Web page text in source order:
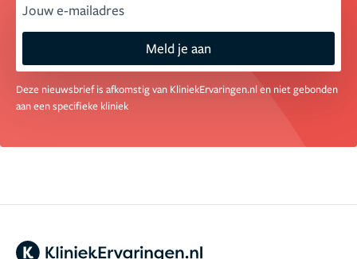
Meld je aan
Deze nieuwsbrief is afkomstig van KliniekErvaringen.nl en niet gebonden
aan een specifieke kliniek